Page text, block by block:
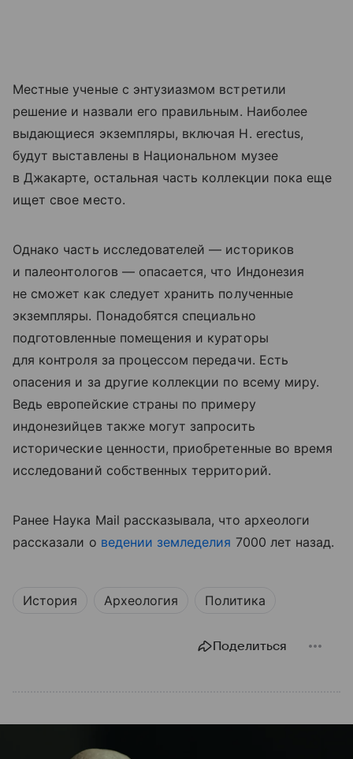
Местные ученые с энтузиазмом встретили
решение и назвали его правильным. Наиболее
выдающиеся экземпляры, включая H. erectus,
будут выставлены в Национальном музее
в Джакарте, остальная часть коллекции пока еще
ищет свое место.
Однако часть исследователей — историков
и палеонтологов — опасается, что Индонезия
не сможет как следует хранить полученные
экземпляры. Понадобятся специально
подготовленные помещения и кураторы
для контроля за процессом передачи. Есть
опасения и за другие коллекции по всему миру.
Ведь европейские страны по примеру
индонезийцев также могут запросить
исторические ценности, приобретенные во время
исследований собственных территорий.
Ранее Наука Mail рассказывала, что археологи
рассказали о ведении земледелия 7000 лет назад.
История Археология Политика
Поделиться